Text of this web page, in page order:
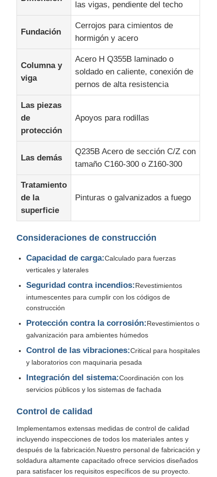
las vigas, pendiente del techo
Fundación
Cerrojos para cimientos de
hormigón y acero
Columna y
viga
Acero H Q355B laminado o
soldado en caliente, conexión de
pernos de alta resistencia
Las piezas
de
protección
Apoyos para rodillas
Las demás
Q235B Acero de sección C/Z con
tamaño C160-300 o Z160-300
Tratamiento
de la
superficie
Pinturas o galvanizados a fuego
Consideraciones de construcción
Capacidad de carga:Calculado para fuerzas
verticales y laterales
Seguridad contra incendios:Revestimientos
intumescentes para cumplir con los códigos de
construcción
Protección contra la corrosión:Revestimientos o
galvanización para ambientes húmedos
Control de las vibraciones:Critical para hospitales
y laboratorios con maquinaria pesada
Integración del sistema:Coordinación con los
servicios públicos y los sistemas de fachada
Control de calidad
Implementamos extensas medidas de control de calidad
incluyendo inspecciones de todos los materiales antes y
después de la fabricación.Nuestro personal de fabricación y
soldadura altamente capacitado ofrece servicios diseñados
para satisfacer los requisitos específicos de su proyecto.